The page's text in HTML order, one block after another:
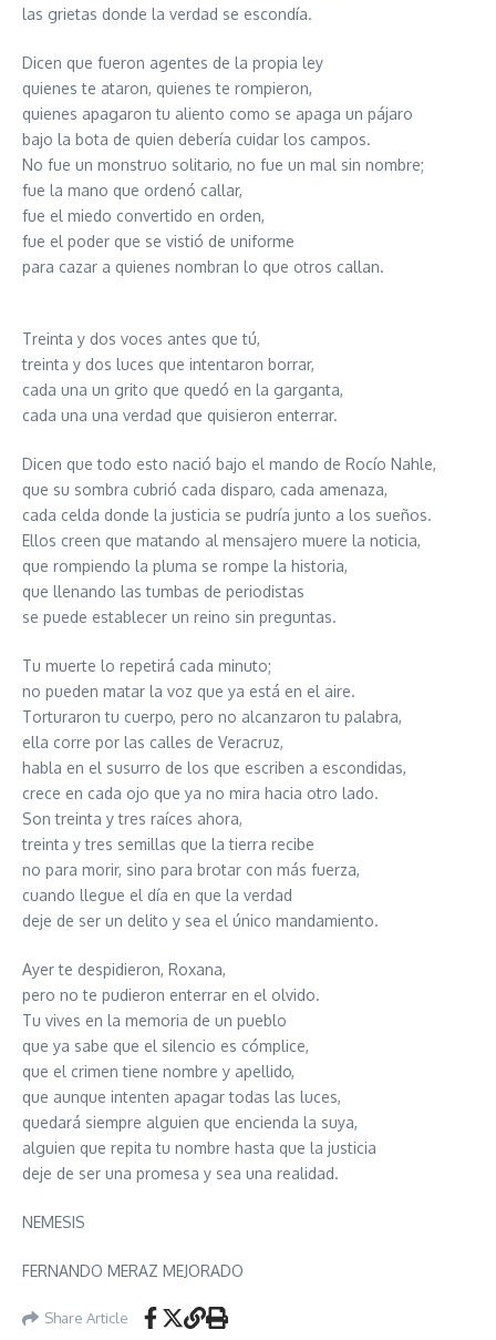
las grietas donde la verdad se escondía.
Dicen que fueron agentes de la propia ley
quienes te ataron, quienes te rompieron,
quienes apagaron tu aliento como se apaga un pájaro
bajo la bota de quien debería cuidar los campos.
No fue un monstruo solitario, no fue un mal sin nombre;
fue la mano que ordenó callar,
fue el miedo convertido en orden,
fue el poder que se vistió de uniforme
para cazar a quienes nombran lo que otros callan.
Treinta y dos voces antes que tú,
treinta y dos luces que intentaron borrar,
cada una un grito que quedó en la garganta,
cada una una verdad que quisieron enterrar.
Dicen que todo esto nació bajo el mando de Rocío Nahle,
que su sombra cubrió cada disparo, cada amenaza,
cada celda donde la justicia se pudría junto a los sueños.
Ellos creen que matando al mensajero muere la noticia,
que rompiendo la pluma se rompe la historia,
que llenando las tumbas de periodistas
se puede establecer un reino sin preguntas.
Tu muerte lo repetirá cada minuto;
no pueden matar la voz que ya está en el aire.
Torturaron tu cuerpo, pero no alcanzaron tu palabra,
ella corre por las calles de Veracruz,
habla en el susurro de los que escriben a escondidas,
crece en cada ojo que ya no mira hacia otro lado.
Son treinta y tres raíces ahora,
treinta y tres semillas que la tierra recibe
no para morir, sino para brotar con más fuerza,
cuando llegue el día en que la verdad
deje de ser un delito y sea el único mandamiento.
Ayer te despidieron, Roxana,
pero no te pudieron enterrar en el olvido.
Tu vives en la memoria de un pueblo
que ya sabe que el silencio es cómplice,
que el crimen tiene nombre y apellido,
que aunque intenten apagar todas las luces,
quedará siempre alguien que encienda la suya,
alguien que repita tu nombre hasta que la justicia
deje de ser una promesa y sea una realidad.
NEMESIS
FERNANDO MERAZ MEJORADO
Share Article